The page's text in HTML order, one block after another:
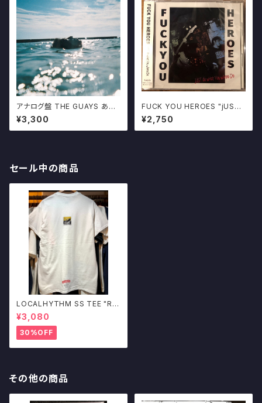
アナログ盤 THE GUAYS あき
らめることをあきらめたんだ 限
定500プレス 十三月
¥3,300
FUCK YOU HEROES "jUST
do wHat You wAnna do" C
D
¥2,750
セール中の商品
LOCALHYTHM SS TEE "RIS
E" WHITE ローカリズム オリジ
ナルデザイン
¥3,080
30%OFF
その他の商品